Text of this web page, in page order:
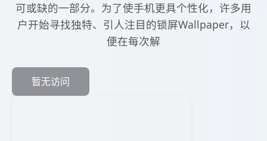
可或缺的一部分。为了使手机更具个性化，许多用
户开始寻找独特、引人注目的锁屏Wallpaper，以
便在每次解
暂无访问